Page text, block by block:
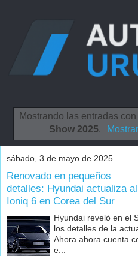
Mostrando las entradas
Show 2025.
sábado, 3 de mayo de 2025
Renovado en pequeños
detalles: Hyundai actualiza al
Ioniq 6 en Corea del Sur
Hyundai reveló en el
los detalles de la
Ahora ahora cuenta
e...